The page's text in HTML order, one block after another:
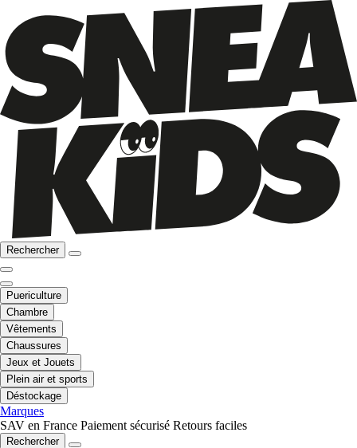
Rechercher
Puericulture
Chambre
Vêtements
Chaussures
Jeux et Jouets
Plein air et sports
Déstockage
Marques
SAV en France Paiement sécurisé Retours faciles
Rechercher